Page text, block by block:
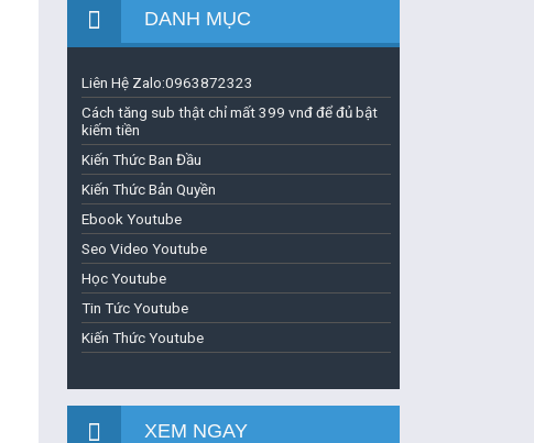
DANH MỤC
Liên Hệ Zalo:0963872323
Cách tăng sub thật chỉ mất 399 vnđ để đủ bật
kiếm tiền
Kiến Thức Ban Đầu
Kiến Thức Bản Quyền
Ebook Youtube
Seo Video Youtube
Học Youtube
Tin Tức Youtube
Kiến Thức Youtube
XEM NGAY